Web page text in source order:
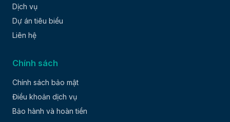
Dịch vụ
Dự án tiêu biểu
Liên hệ
Chính sách
Chính sách bảo mật
Điều khoản dịch vụ
Bảo hành và hoàn tiền